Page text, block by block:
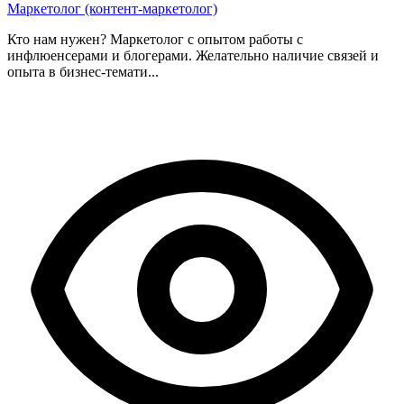
Маркетолог (контент-маркетолог)
Кто нам нужен? Маркетолог с опытом работы с
инфлюенсерами и блогерами. Желательно наличие связей и
опыта в бизнес-темати...